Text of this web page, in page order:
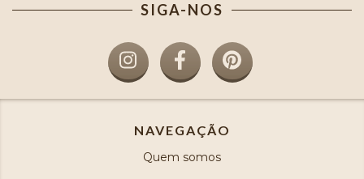
SIGA-NOS
NAVEGAÇÃO
Quem somos